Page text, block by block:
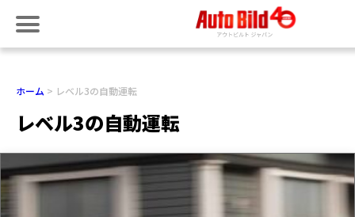
ホーム レベル3の自動運転
レベル3の自動運転